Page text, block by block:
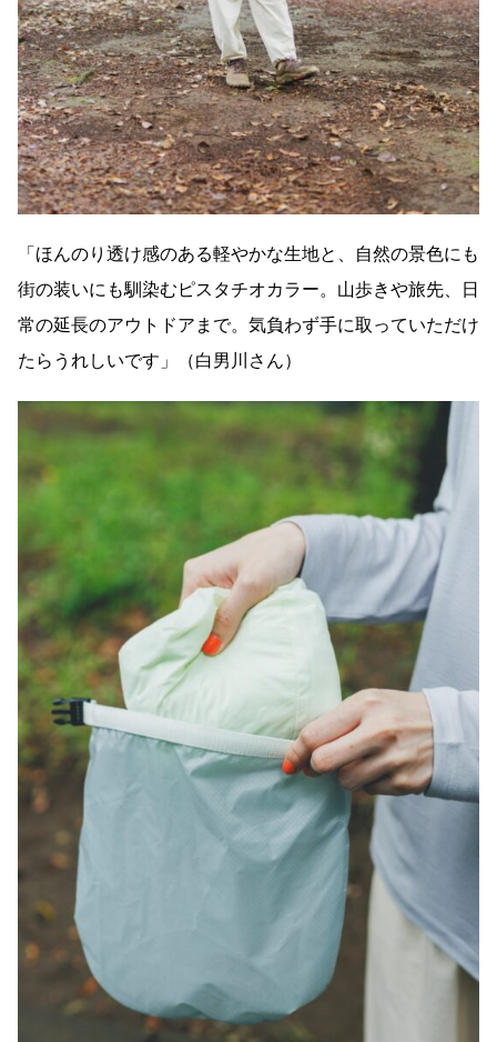
「ほんのり透け感のある軽やかな生地と、自然の景色にも
街の装いにも馴染むピスタチオカラー。山歩きや旅先、日
常の延長のアウトドアまで。気負わず手に取っていただけ
たらうれしいです」（白男川さん）